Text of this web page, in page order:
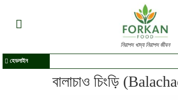
নিরাপদ খাদ্য নিরাপদ জীবন
হেডলাইন
বালাচাও চিংড়ি